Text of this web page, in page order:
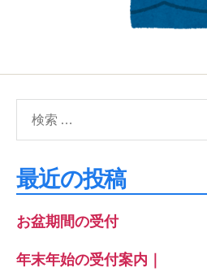
象:
最近の投稿
お盆期間の受付
年末年始の受付案内｜